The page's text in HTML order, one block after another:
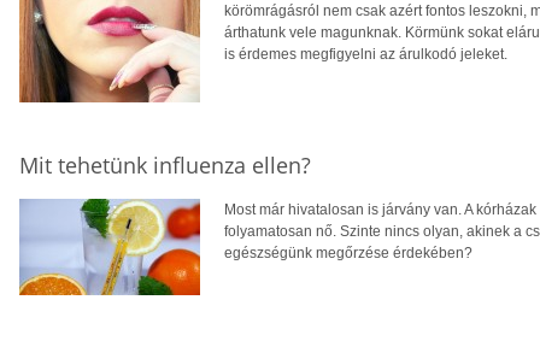
körömrágásról nem csak azért fontos leszokni,
árthatunk vele magunknak. Körmünk sokat
is érdemes megfigyelni az árulkodó jeleket.
Mit tehetünk influenza ellen?
Most már hivatalosan is járvány van. A
folyamatosan nő. Szinte nincs olyan, akinek a
egészségünk megőrzése érdekében?